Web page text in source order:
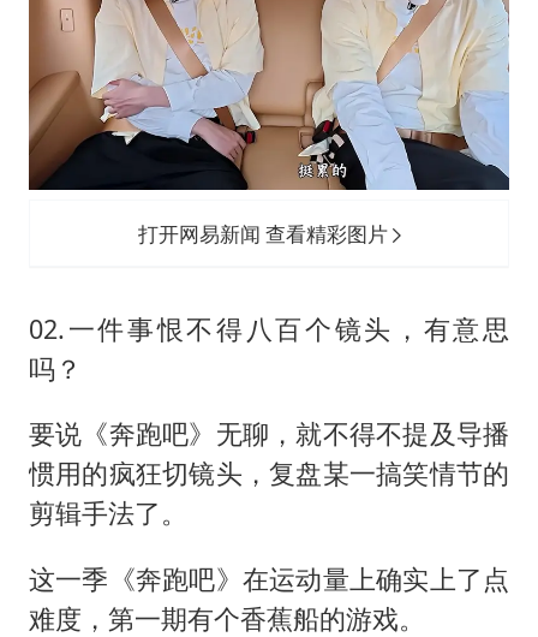
打开网易新闻 查看精彩图片
02.一件事恨不得八百个镜头，有意思
吗？
要说《奔跑吧》无聊，就不得不提及导播
惯用的疯狂切镜头，复盘某一搞笑情节的
剪辑手法了。
这一季《奔跑吧》在运动量上确实上了点
难度，第一期有个香蕉船的游戏。